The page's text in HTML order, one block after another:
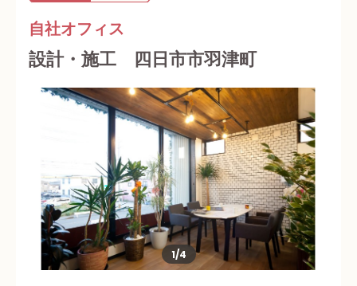
自社オフィス
設計・施工 四日市市羽津町
1/4